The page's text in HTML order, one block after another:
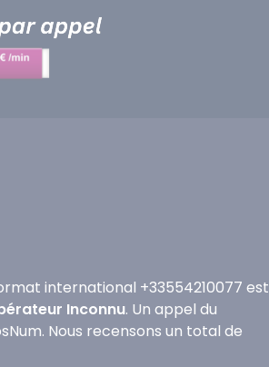
international +33554210077 est
Inconnu. Un appel du
Nous recensons un total de